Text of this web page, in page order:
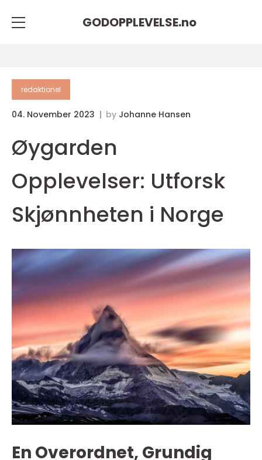
GODOPPLEVELSE.no
redaktionel
04. November 2023 by Johanne Hansen
Øygarden
Opplevelser: Utforsk
Skjønnheten i Norge
En Overordnet, Grundig